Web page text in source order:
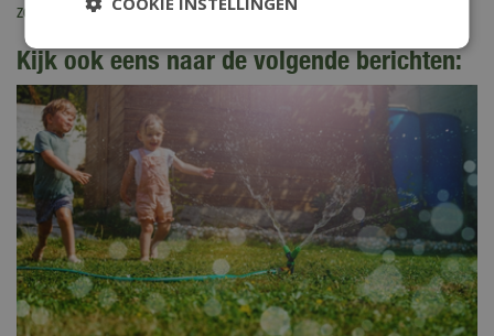
zomerse zaaitips voor in de moestuin en van 'groenbemesters'.
Kijk ook eens naar de volgende berichten: